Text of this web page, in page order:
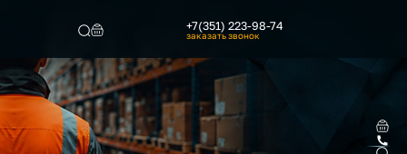
+7(351) 223-98-74
заказать звонок